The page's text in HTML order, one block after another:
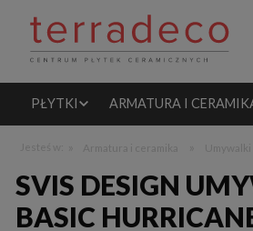
PŁYTKI ARMATURA I
SVIS DESIGN
BASIC